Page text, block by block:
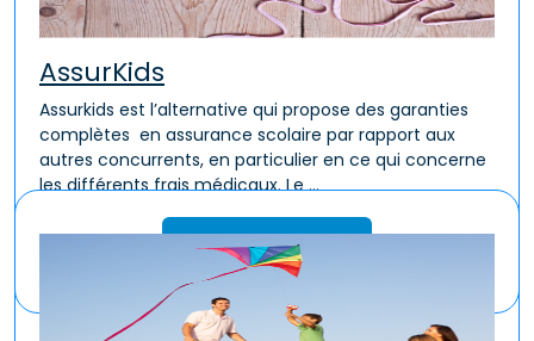
AssurKids
Assurkids est l’alternative qui propose des garanties
complètes en assurance scolaire par rapport aux
autres concurrents, en particulier en ce qui concerne
les différents frais médicaux. Le ...
Lire la suite